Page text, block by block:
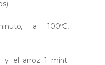
a 100ºC,
y el arroz 1 mint.